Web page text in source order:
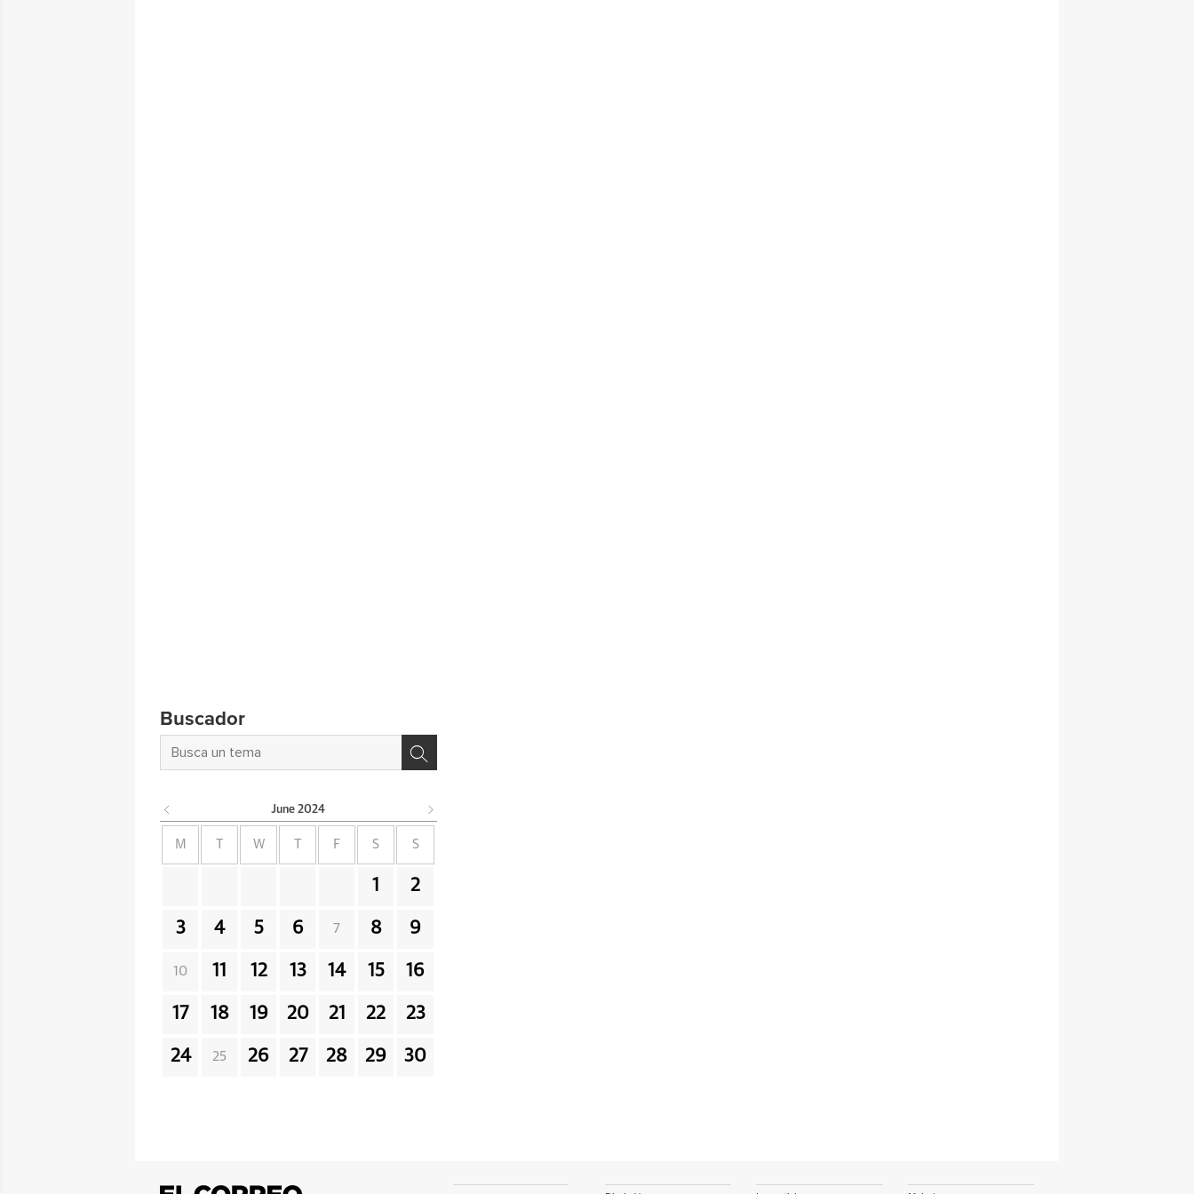
Buscador
June 2024
M W F S S
1 2
3 4 5 6 7 8 9
10 11 12 13 14 15 16
17 18 19 20 21 22 23
24 25 26 27 28 29 30